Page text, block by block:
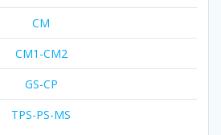
CM
CM1-CM2
GS-CP
TPS-PS-MS